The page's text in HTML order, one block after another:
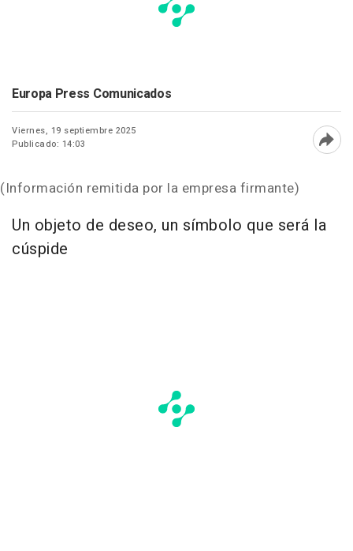
Europa Press Comunicados
Viernes, 19 septiembre 2025
Publicado: 14:03
(Información remitida por la empresa firmante)
Un objeto de deseo, un símbolo que será la
cúspide